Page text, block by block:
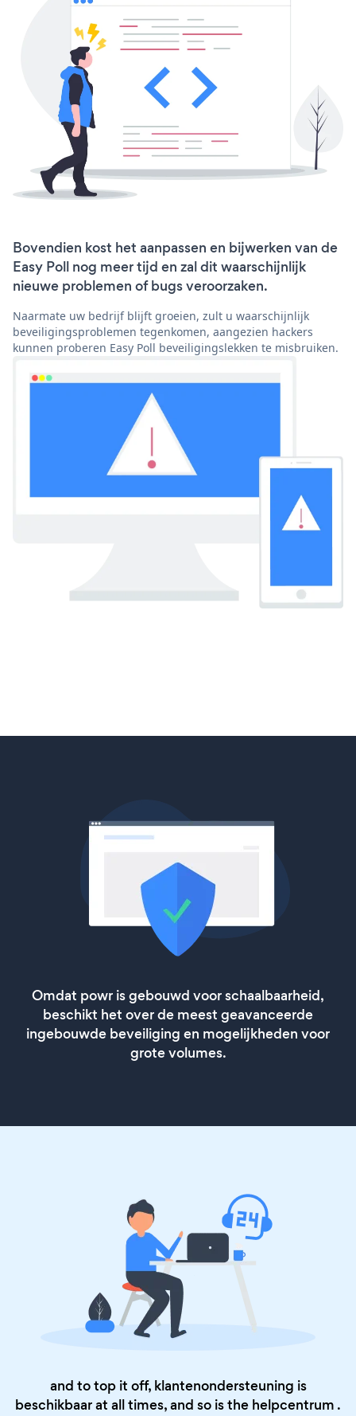
Bovendien kost het aanpassen en bijwerken van de
Easy Poll nog meer tijd en zal dit waarschijnlijk
nieuwe problemen of bugs veroorzaken.
Naarmate uw bedrijf blijft groeien, zult u waarschijnlijk
beveiligingsproblemen tegenkomen, aangezien hackers
kunnen proberen Easy Poll beveiligingslekken te misbruiken.
Omdat powr is gebouwd voor schaalbaarheid,
beschikt het over de meest geavanceerde
ingebouwde beveiliging en mogelijkheden voor
grote volumes.
and to top it off, klantenondersteuning is
beschikbaar at all times, and so is the helpcentrum .